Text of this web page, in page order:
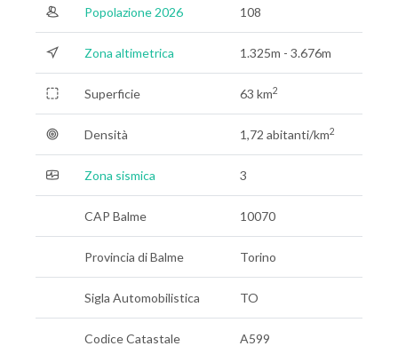
Popolazione 2026 108
Zona altimetrica 1.325m - 3.676m
Superficie 63 km2
Densità 1,72 abitanti/km2
Zona sismica 3
CAP Balme 10070
Provincia di Balme Torino
Sigla Automobilistica TO
Codice Catastale A599